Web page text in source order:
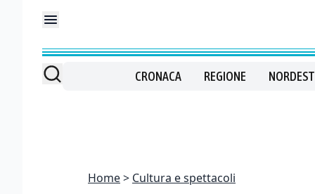
CRONACA REGIONE NORDEST
Home Cultura e spettacoli